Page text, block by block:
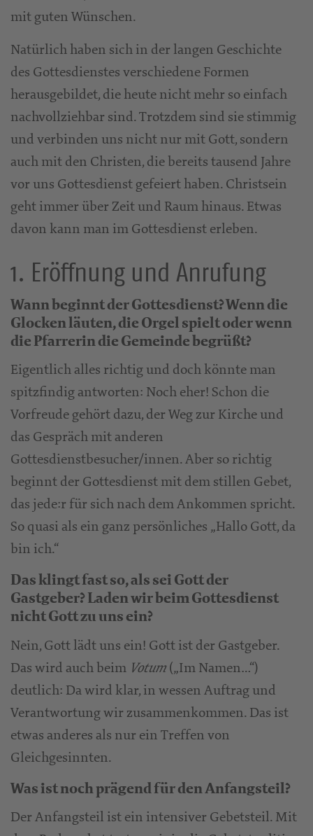
mit guten Wünschen.
Natürlich haben sich in der langen Geschichte
des Gottesdienstes verschiedene Formen
herausgebildet, die heute nicht mehr so einfach
nachvollziehbar sind. Trotzdem sind sie stimmig
und verbinden uns nicht nur mit Gott, sondern
auch mit den Christen, die bereits tausend Jahre
vor uns Gottesdienst gefeiert haben. Christsein
geht immer über Zeit und Raum hinaus. Etwas
davon kann man im Gottesdienst erleben.
1. Eröffnung und Anrufung
Wann beginnt der Gottesdienst? Wenn die
Glocken läuten, die Orgel spielt oder wenn
die Pfarrerin die Gemeinde begrüßt?
Eigentlich alles richtig und doch könnte man
spitzfindig antworten: Noch eher! Schon die
Vorfreude gehört dazu, der Weg zur Kirche und
das Gespräch mit anderen
Gottesdienstbesucher/innen. Aber so richtig
beginnt der Gottesdienst mit dem stillen Gebet,
das jede:r für sich nach dem Ankommen spricht.
So quasi als ein ganz persönliches „Hallo Gott, da
bin ich.“
Das klingt fast so, als sei Gott der
Gastgeber? Laden wir beim Gottesdienst
nicht Gott zu uns ein?
Nein, Gott lädt uns ein! Gott ist der Gastgeber.
Das wird auch beim Votum(„Im Namen…“)
deutlich: Da wird klar, in wessen Auftrag und
Verantwortung wir zusammenkommen. Das ist
etwas anderes als nur ein Treffen von
Gleichgesinnten.
Was ist noch prägend für den Anfangsteil?
Der Anfangsteil ist ein intensiver Gebetsteil. Mit